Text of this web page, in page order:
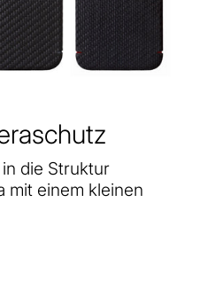
die Struktur
mit einem kleinen